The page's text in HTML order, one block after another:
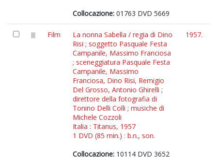
Collocazione: 01763 DVD 5669
Film
La nonna Sabella / regia di Dino
Risi ; soggetto Pasquale Festa
Campanile, Massimo Franciosa
; sceneggiatura Pasquale Festa
Campanile, Massimo
Franciosa, Dino Risi, Remigio
Del Grosso, Antonio Ghirelli ;
direttore della fotografia di
Tonino Delli Colli ; musiche di
Michele Cozzoli
Italia : Titanus, 1957
1 DVD (85 min.) : b.n., son.
Collocazione: 10114 DVD 3652
1957.